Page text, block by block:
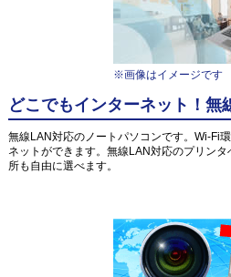
※画像はイメージです
どこでもインターネット！無
無線LAN対応のノートパソコンです。Wi-Fi
ネットができます。無線LAN対応のプリン
所も自由に選べます。